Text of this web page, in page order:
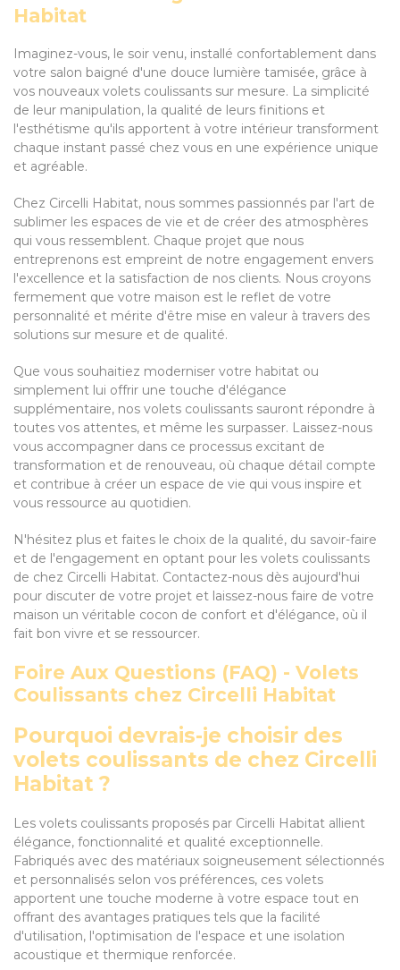
Habitat
Imaginez-vous, le soir venu, installé confortablement dans
votre salon baigné d'une douce lumière tamisée, grâce à
vos nouveaux volets coulissants sur mesure. La simplicité
de leur manipulation, la qualité de leurs finitions et
l'esthétisme qu'ils apportent à votre intérieur transforment
chaque instant passé chez vous en une expérience unique
et agréable.
Chez Circelli Habitat, nous sommes passionnés par l'art de
sublimer les espaces de vie et de créer des atmosphères
qui vous ressemblent. Chaque projet que nous
entreprenons est empreint de notre engagement envers
l'excellence et la satisfaction de nos clients. Nous croyons
fermement que votre maison est le reflet de votre
personnalité et mérite d'être mise en valeur à travers des
solutions sur mesure et de qualité.
Que vous souhaitiez moderniser votre habitat ou
simplement lui offrir une touche d'élégance
supplémentaire, nos volets coulissants sauront répondre à
toutes vos attentes, et même les surpasser. Laissez-nous
vous accompagner dans ce processus excitant de
transformation et de renouveau, où chaque détail compte
et contribue à créer un espace de vie qui vous inspire et
vous ressource au quotidien.
N'hésitez plus et faites le choix de la qualité, du savoir-faire
et de l'engagement en optant pour les volets coulissants
de chez Circelli Habitat. Contactez-nous dès aujourd'hui
pour discuter de votre projet et laissez-nous faire de votre
maison un véritable cocon de confort et d'élégance, où il
fait bon vivre et se ressourcer.
Foire Aux Questions (FAQ) - Volets
Coulissants chez Circelli Habitat
Pourquoi devrais-je choisir des
volets coulissants de chez Circelli
Habitat ?
Les volets coulissants proposés par Circelli Habitat allient
élégance, fonctionnalité et qualité exceptionnelle.
Fabriqués avec des matériaux soigneusement sélectionnés
et personnalisés selon vos préférences, ces volets
apportent une touche moderne à votre espace tout en
offrant des avantages pratiques tels que la facilité
d'utilisation, l'optimisation de l'espace et une isolation
acoustique et thermique renforcée.